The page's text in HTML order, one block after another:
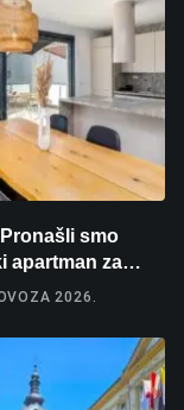
Pronašli smo
apartman za
na more, tri
2026.